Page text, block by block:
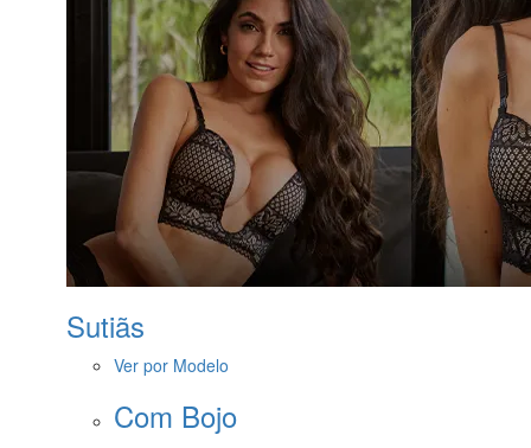
Sutiãs
Ver por Modelo
Com Bojo